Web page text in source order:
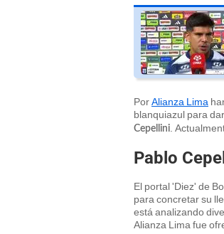
PorAlianza Lima
blanquiazul para
Cepellini .
Pablo
El portal 'Diez' de
para concretar su
está analizando
Alianza Lima fue